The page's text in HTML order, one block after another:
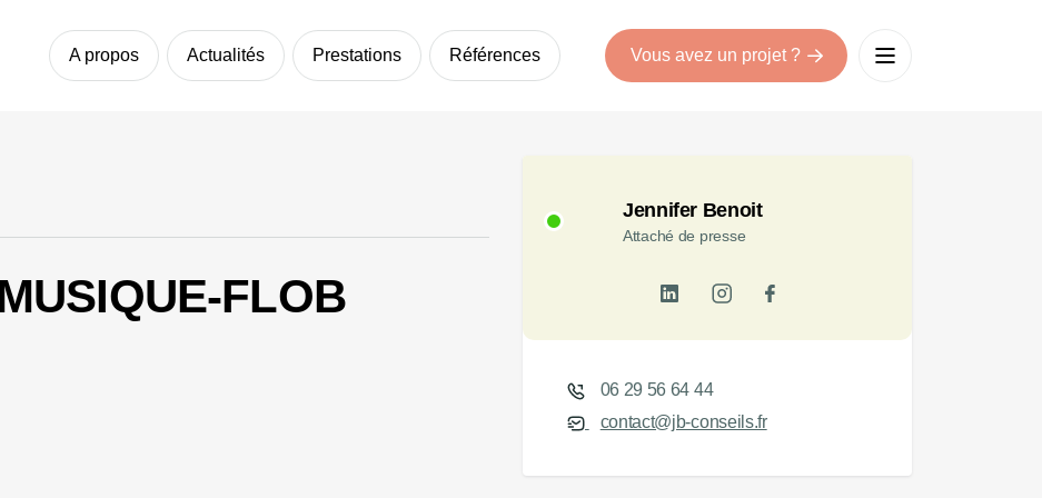
A propos Actualités Prestations Références Vous avez un projet ?
FLOB
Jennifer Benoit
Attaché de presse
06 29 56 64 44
contact@jb-conseils.fr